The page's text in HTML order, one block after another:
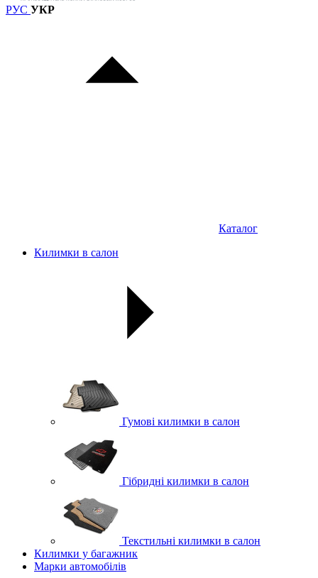
РУС УКР
Каталог
Килимки в салон
Гумові килимки в салон
Гібридні килимки в салон
Текстильні килимки в салон
Килимки у багажник
Марки автомобілів